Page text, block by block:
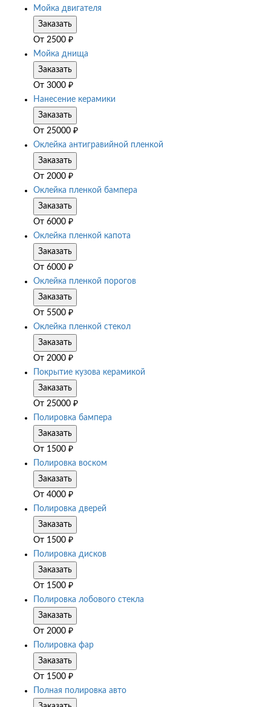
Мойка двигателя
Заказать
От 2500 ₽
Мойка днища
Заказать
От 3000 ₽
Нанесение керамики
Заказать
От 25000 ₽
Оклейка антигравийной пленкой
Заказать
От 2000 ₽
Оклейка пленкой бампера
Заказать
От 6000 ₽
Оклейка пленкой капота
Заказать
От 6000 ₽
Оклейка пленкой порогов
Заказать
От 5500 ₽
Оклейка пленкой стекол
Заказать
От 2000 ₽
Покрытие кузова керамикой
Заказать
От 25000 ₽
Полировка бампера
Заказать
От 1500 ₽
Полировка воском
Заказать
От 4000 ₽
Полировка дверей
Заказать
От 1500 ₽
Полировка дисков
Заказать
От 1500 ₽
Полировка лобового стекла
Заказать
От 2000 ₽
Полировка фар
Заказать
От 1500 ₽
Полная полировка авто